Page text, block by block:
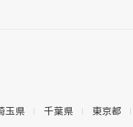
玉県 千葉県 東京都